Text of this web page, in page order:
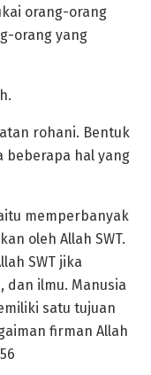
orang-orang
orang yang
rohani. Bentuk
beberapa hal yang
memperbanyak
oleh Allah SWT.
SWT jika
dan ilmu. Manusia
satu tujuan
firman Allah